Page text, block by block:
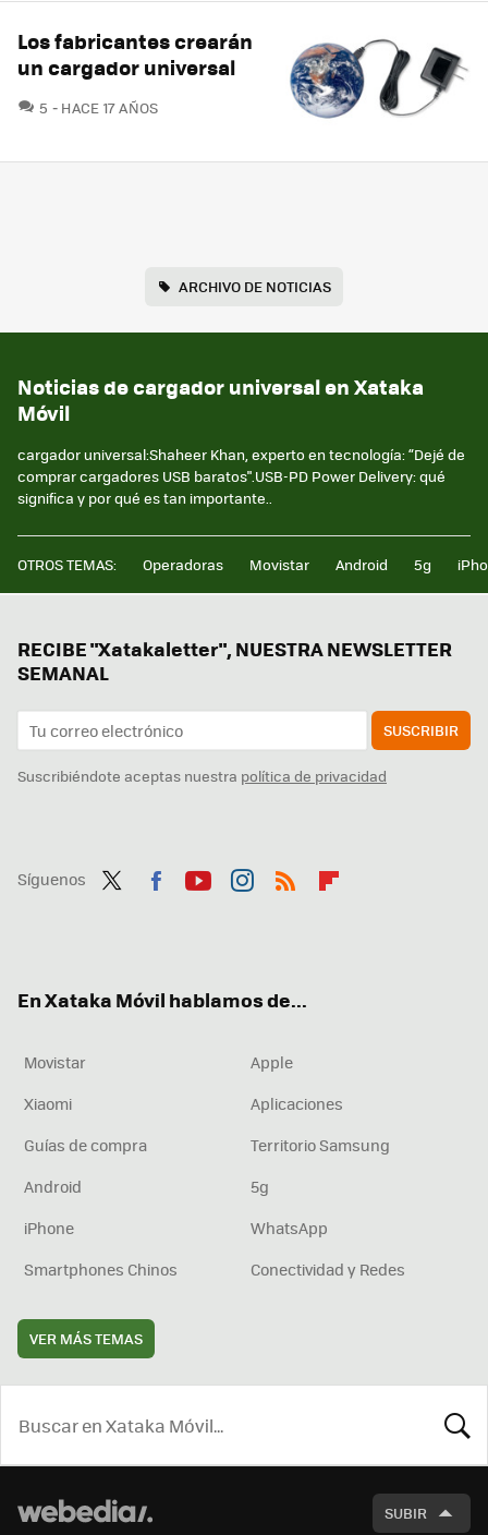
Los fabricantes crearán
un cargador universal
5 COMENTARIOS
HACE 17 AÑOS
ARCHIVO DE NOTICIAS
Noticias de cargador universal en Xataka
Móvil
cargador universal:Shaheer Khan, experto en tecnología: “Dejé de
comprar cargadores USB baratos".USB-PD Power Delivery: qué
significa y por qué es tan importante..
OTROS TEMAS: Operadoras Movistar Android 5g
RECIBE "Xatakaletter", NUESTRA NEWSLETTER
SEMANAL
SUSCRIBIR
Suscribiéndote aceptas nuestra política de privacidad
Síguenos
En Xataka Móvil hablamos de...
Movistar
Apple
Xiaomi
Aplicaciones
Guías de compra
Territorio Samsung
Android
5g
iPhone
WhatsApp
Smartphones Chinos
Conectividad y Redes
VER MÁS TEMAS
SUBIR